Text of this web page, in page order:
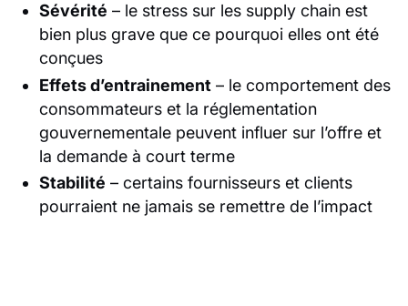
Sévérité – le stress sur les supply chain est
bien plus grave que ce pourquoi elles ont été
conçues
Effets d’entrainement – le comportement des
consommateurs et la réglementation
gouvernementale peuvent influer sur l’offre et
la demande à court terme
Stabilité – certains fournisseurs et clients
pourraient ne jamais se remettre de l’impact